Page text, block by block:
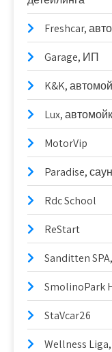
Freshcar,
Garage, ИП
K&K,
Lux,
MotorVip
Paradise,
Rdc School
ReStart
Sanditten
SmolinoPark
StaVcar26
Wellness